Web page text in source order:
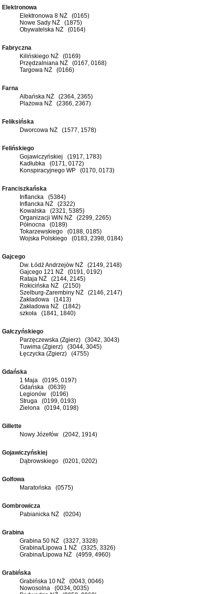
Elektronowa
Elektronowa 8 NŻ (0165)
Nowe Sady NŻ (1875)
Obywatelska NŻ (0164)
Fabryczna
Kilińskiego NŻ (0169)
Przędzalniana NŻ (0167, 0168)
Targowa NŻ (0166)
Farna
Albańska NŻ (2364, 2365)
Plażowa NŻ (2366, 2367)
Feliksińska
Dworcowa NŻ (1577, 1578)
Felińskiego
Gojawiczyńskiej (1917, 1783)
Kadłubka (0171, 0172)
Konspiracyjnego WP (0170, 0173)
Franciszkańska
Inflancka (5384)
Inflancka NŻ (2322)
Kowalska (2321, 5385)
Organizacji WiN NŻ (2299, 2265)
Północna (0189)
Tokarzewskiego (0188, 0185)
Wojska Polskiego (0183, 2398, 0184)
Gajcego
Dw. Łódź Andrzejów NŻ (2149, 2148)
Gajcego 121 NŻ (0191, 0192)
Rataja NŻ (2144, 2145)
Rokicińska NŻ (2150)
Szelburg-Zarembiny NŻ (2146, 2147)
Zakładowa (1413)
Zakładowa NŻ (1842)
szkoła (1841, 1840)
Gałczyńskiego
Parzęczewska (Zgierz) (3042, 3043)
Tuwima (Zgierz) (3044, 3045)
Łęczycka (Zgierz) (4755)
Gdańska
1 Maja (0195, 0197)
Gdańska (0639)
Legionów (0196)
Struga (0199, 0193)
Zielona (0194, 0198)
Gillette
Nowy Józefów (2042, 1914)
Gojawiczyńskiej
Dąbrowskiego (0201, 0202)
Golfowa
Maratońska (0575)
Gombrowicza
Pabianicka NŻ (0204)
Grabina
Grabina 50 NŻ (3327, 3328)
Grabina/Lipowa 1 NŻ (3325, 3326)
Grabina/Lipowa NŻ (4959, 4960)
Grabińska
Grabińska 10 NŻ (0043, 0046)
Nowosolna (0034, 0035)